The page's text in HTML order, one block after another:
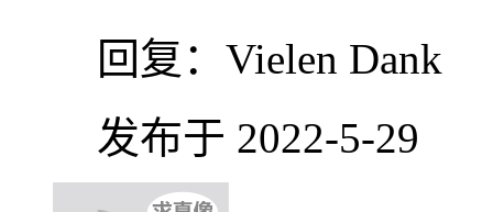
回复： Vielen Dank
发布于 2022-5-29